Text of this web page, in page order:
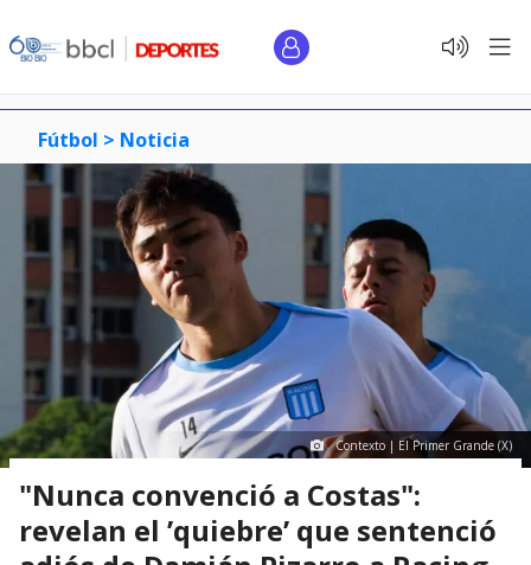
Fútbol > Noticia
Contexto | El Primer Grande (X)
"Nunca convenció a Costas":
revelan el ’quiebre’ que sentenció